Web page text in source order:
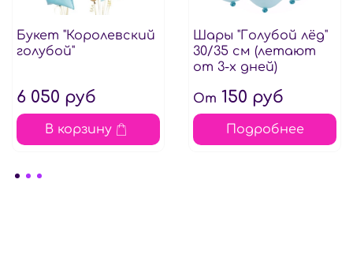
Букет "Королевский
голубой"
6 050 руб
В корзину
Шары "Голубой лёд"
30/35 см (летают
от 3-х дней)
От 150 руб
Подробнее